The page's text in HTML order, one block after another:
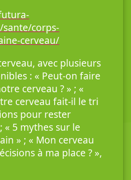
sante/corps-
cerveau/
avec plusieurs
: « Peut-on faire
cerveau ? » ; «
cerveau fait-il le tri
pour rester
« 5 mythes sur le
» ; « Mon cerveau
à ma place ? »,